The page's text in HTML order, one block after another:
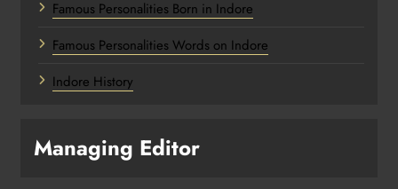
Famous Personalities Born in Indore
Famous Personalities Words on Indore
Indore History
Managing Editor